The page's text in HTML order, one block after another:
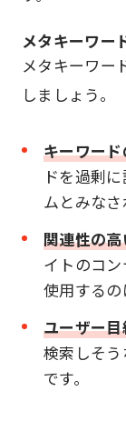
メタキーワー
メタキーワー
しましょう。
キーワー
ドを過剰
ムとみなさ
関連性の
イトのコ
使用するの
ユーザー
検索しそ
です。